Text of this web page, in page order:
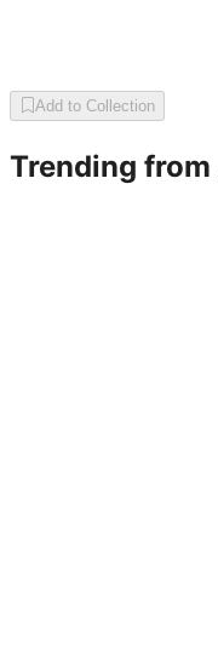
Add to Collection
Trending from